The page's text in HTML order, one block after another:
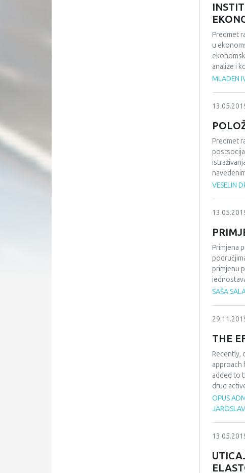
Predmet
u
analize i
MLADEN
Predmet
bili
VESELIN
Primjena
primjenu
U ovom
SAŠA
THE
Recently,
approach
added to
drug
clay was
halloysite
by
OPUS